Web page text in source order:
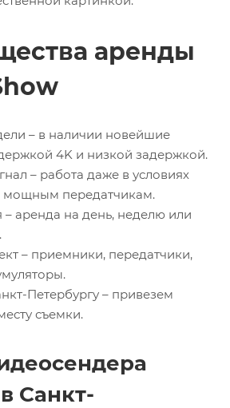
аренды
– в наличии новейшие
4K и низкой задержкой.
– работа даже в условиях
мощным передатчикам.
– аренда на день, неделю или
– приемники, передатчики,
Петербургу – привезем
съемки.
Санкт-